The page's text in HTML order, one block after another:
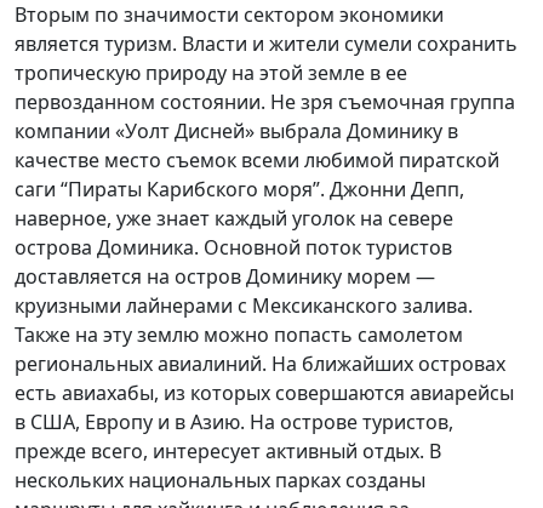
Вторым по значимости сектором экономики
является туризм. Власти и жители сумели сохранить
тропическую природу на этой земле в ее
первозданном состоянии. Не зря съемочная группа
компании «Уолт Дисней» выбрала Доминику в
качестве место съемок всеми любимой пиратской
саги “Пираты Карибского моря”. Джонни Депп,
наверное, уже знает каждый уголок на севере
острова Доминика. Основной поток туристов
доставляется на остров Доминику морем —
круизными лайнерами с Мексиканского залива.
Также на эту землю можно попасть самолетом
региональных авиалиний. На ближайших островах
есть авиахабы, из которых совершаются авиарейсы
в США, Европу и в Азию. На острове туристов,
прежде всего, интересует активный отдых. В
нескольких национальных парках созданы